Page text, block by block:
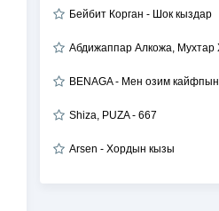
Бейбит Корган - Шок кыздар
BENAGA - Мен озим кайфпын
Shiza, PUZA - 667
Arsen - Хордын кызы